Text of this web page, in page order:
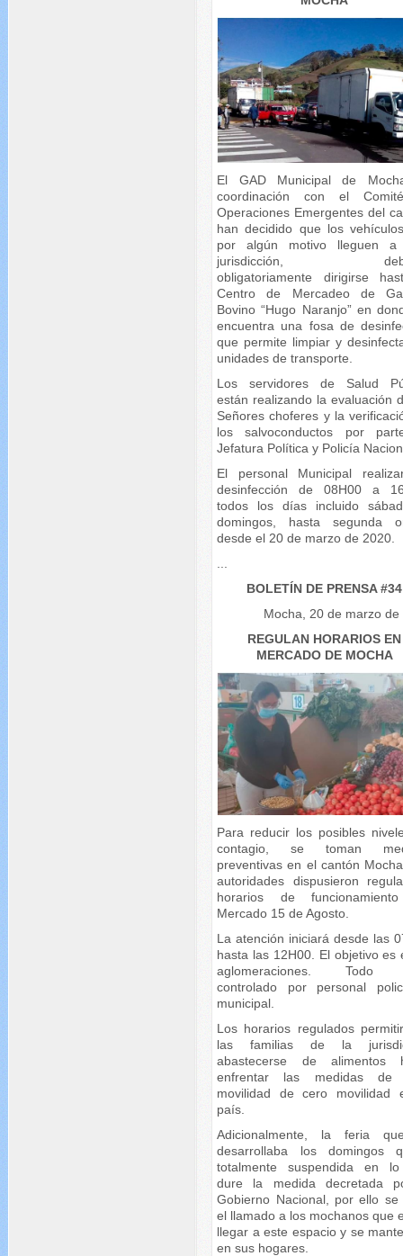
El GAD Municipal de
coordinación con el
Operaciones Emergentes del
han decidido que los
por algún motivo lleguen a
jurisdicción,
obligatoriamente dirigirse
Centro de Mercadeo de
Bovino “Hugo Naranjo” en
encuentra una fosa de
que permite limpiar y
unidades de transporte.
Los servidores de Salud
están realizando la evaluación
Señores choferes y la
los salvoconductos por
Jefatura Política y Policía
El personal Municipal
desinfección de 08H00 a
todos los días incluido
domingos, hasta segunda
desde el 20 de marzo de 2020.
BOLETÍN DE PRENSA #34
Mocha, 20 de marzo de
REGULAN HORARIOS EN
MERCADO DE MOCHA
Para reducir los posibles
contagio, se toman
preventivas en el cantón
autoridades dispusieron
horarios de
Mercado 15 de Agosto.
La atención iniciará desde las
hasta las 12H00. El objetivo es
aglomeraciones. Todo
controlado por personal
municipal.
Los horarios regulados
las familias de la
abastecerse de alimentos
enfrentar las medidas de
movilidad de cero movilidad
país.
Adicionalmente, la feria
desarrollaba los domingos
totalmente suspendida en
dure la medida decretada
Gobierno Nacional, por ello se
el llamado a los mochanos que
llegar a este espacio y se
en sus hogares.